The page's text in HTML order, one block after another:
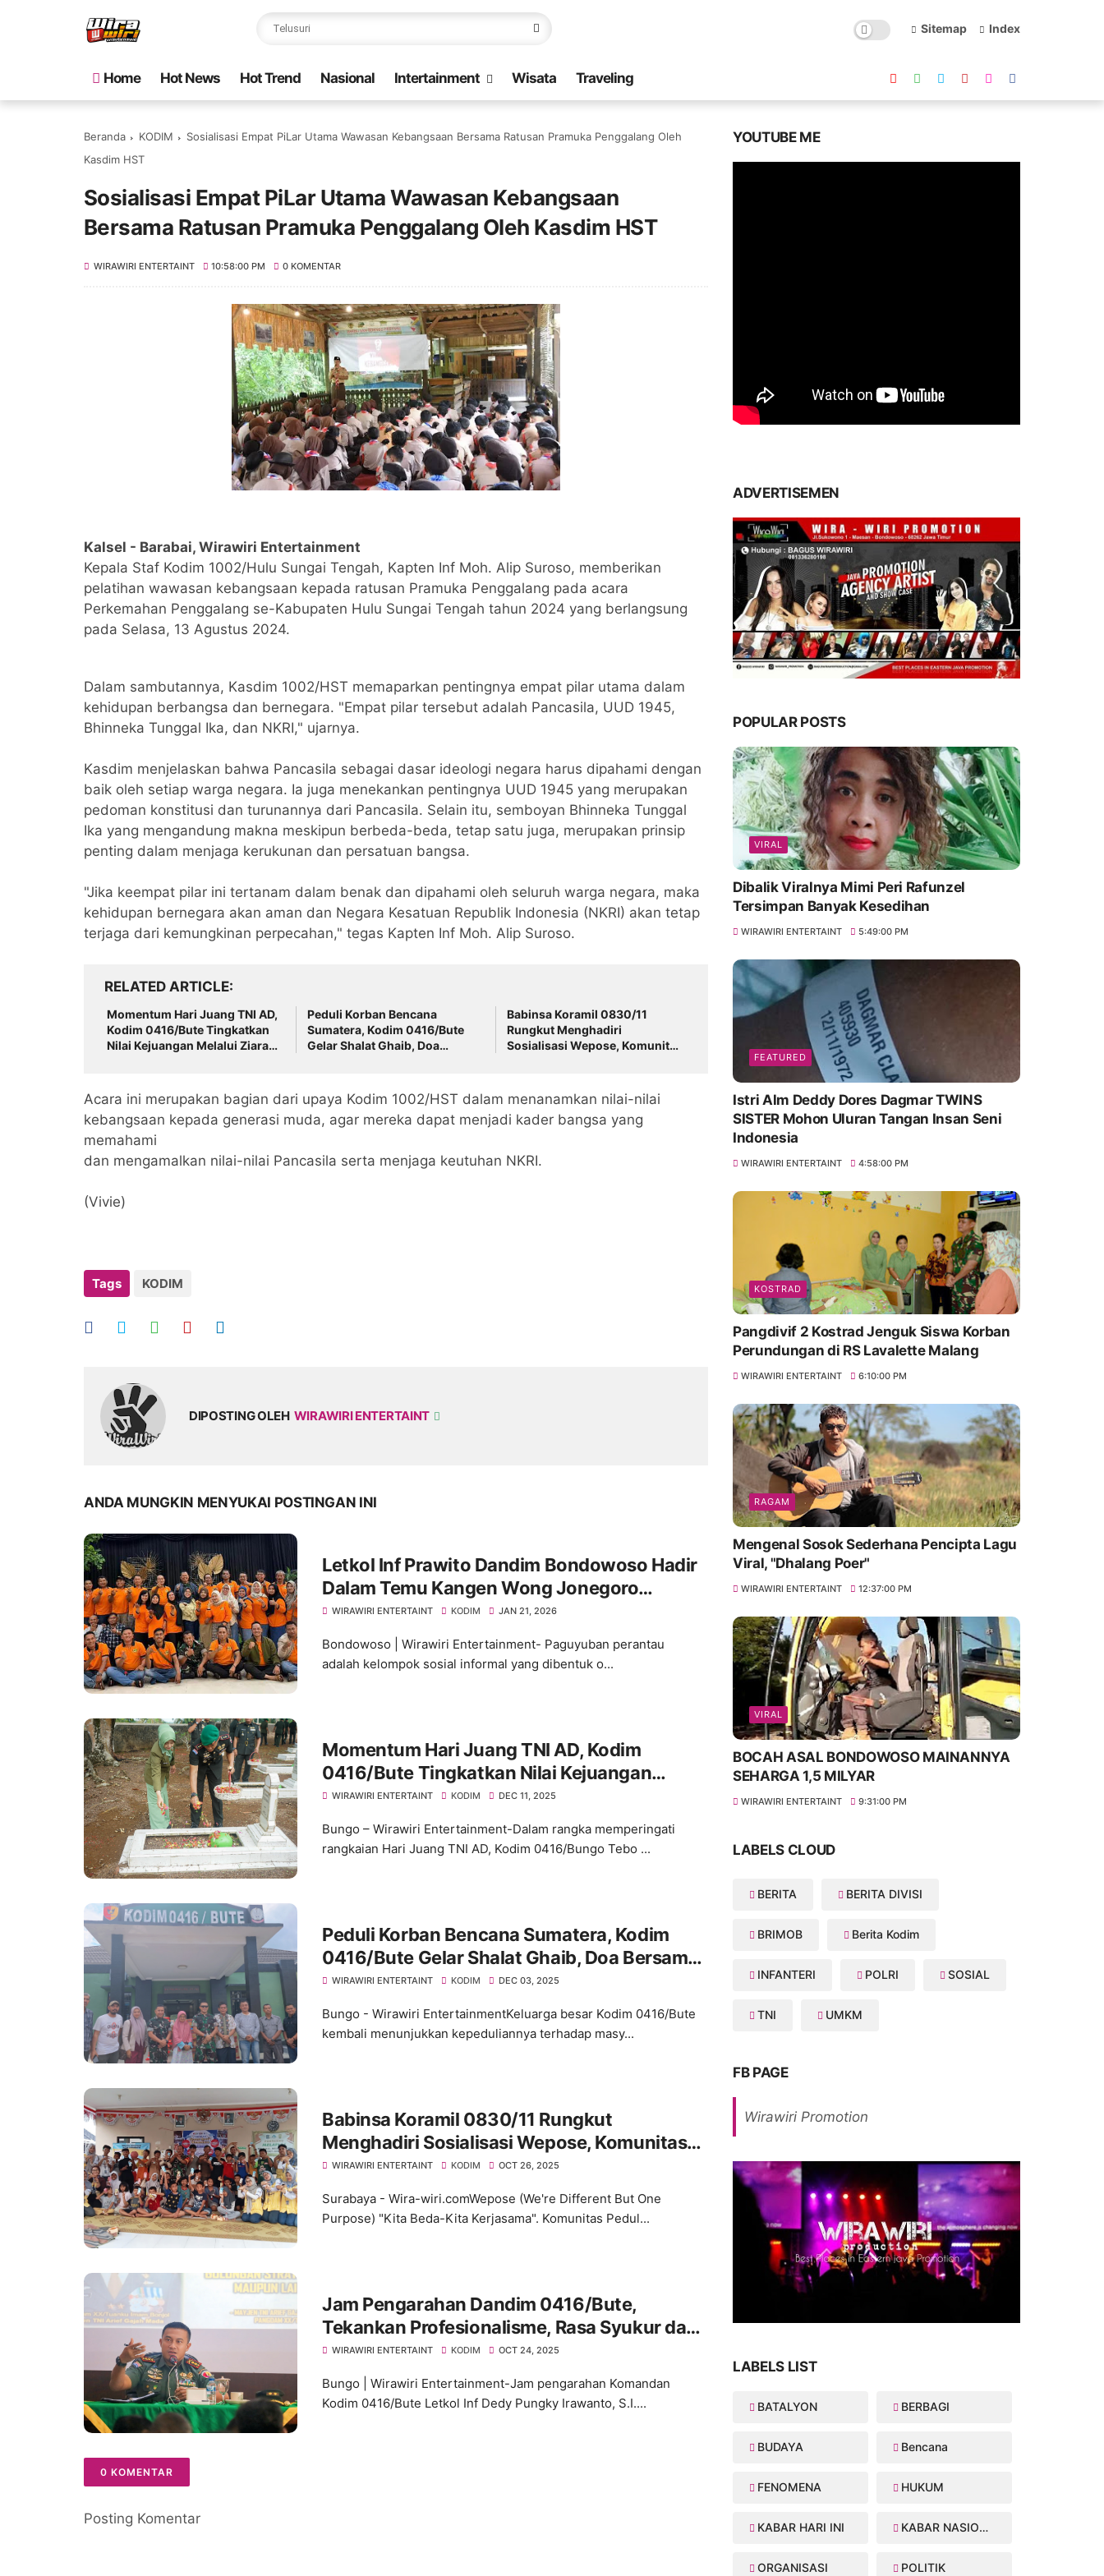
Sitemap Index
Home Hot News Hot Trend Nasional Intertainment Wisata Traveling
Beranda KODIM
Sosialisasi Empat PiLar Utama Wawasan Kebangsaan Bersama Ratusan Pramuka Penggalang Oleh
Kasdim HST
Sosialisasi Empat PiLar Utama Wawasan Kebangsaan
Bersama Ratusan Pramuka Penggalang Oleh Kasdim HST
WIRAWIRI ENTERTAINT 10:58:00 PM 0 KOMENTAR
Kalsel - Barabai, Wirawiri Entertainment
Kepala Staf Kodim 1002/Hulu Sungai Tengah, Kapten Inf Moh. Alip Suroso, memberikan
pelatihan wawasan kebangsaan kepada ratusan Pramuka Penggalang pada acara
Perkemahan Penggalang se-Kabupaten Hulu Sungai Tengah tahun 2024 yang berlangsung
pada Selasa, 13 Agustus 2024.
Dalam sambutannya, Kasdim 1002/HST memaparkan pentingnya empat pilar utama dalam
kehidupan berbangsa dan bernegara. "Empat pilar tersebut adalah Pancasila, UUD 1945,
Bhinneka Tunggal Ika, dan NKRI," ujarnya.
Kasdim menjelaskan bahwa Pancasila sebagai dasar ideologi negara harus dipahami dengan
baik oleh setiap warga negara. Ia juga menekankan pentingnya UUD 1945 yang merupakan
pedoman konstitusi dan turunannya dari Pancasila. Selain itu, semboyan Bhinneka Tunggal
Ika yang mengandung makna meskipun berbeda-beda, tetap satu juga, merupakan prinsip
penting dalam menjaga kerukunan dan persatuan bangsa.
"Jika keempat pilar ini tertanam dalam benak dan dipahami oleh seluruh warga negara, maka
kehidupan bernegara akan aman dan Negara Kesatuan Republik Indonesia (NKRI) akan tetap
terjaga dari kemungkinan perpecahan," tegas Kapten Inf Moh. Alip Suroso.
RELATED ARTICLE
Momentum Hari Juang TNI AD,
Kodim 0416/Bute Tingkatkan
Nilai Kejuangan Melalui Ziarah
Peduli Korban Bencana
Sumatera, Kodim 0416/Bute
Gelar Shalat Ghaib, Doa
Babinsa Koramil 0830/11
Rungkut Menghadiri
Sosialisasi Wepose, Komunitas
Acara ini merupakan bagian dari upaya Kodim 1002/HST dalam menanamkan nilai-nilai
kebangsaan kepada generasi muda, agar mereka dapat menjadi kader bangsa yang
memahami
dan mengamalkan nilai-nilai Pancasila serta menjaga keutuhan NKRI.
(Vivie)
Tags KODIM
DIPOSTING OLEH WIRAWIRI ENTERTAINT
ANDA MUNGKIN MENYUKAI POSTINGAN INI
Letkol Inf Prawito Dandim Bondowoso Hadir
Dalam Temu Kangen Wong Jonegoro
(WOJO)
WIRAWIRI ENTERTAINT KODIM JAN 21, 2026
Bondowoso | Wirawiri Entertainment- Paguyuban perantau
adalah kelompok sosial informal yang dibentuk o...
Momentum Hari Juang TNI AD, Kodim
0416/Bute Tingkatkan Nilai Kejuangan
Melalui Ziarah Rombongan
WIRAWIRI ENTERTAINT KODIM DEC 11, 2025
Bungo – Wirawiri Entertainment-Dalam rangka memperingati
rangkaian Hari Juang TNI AD, Kodim 0416/Bungo Tebo ...
Peduli Korban Bencana Sumatera, Kodim
0416/Bute Gelar Shalat Ghaib, Doa Bersama
dan Salurkan Bantuan
WIRAWIRI ENTERTAINT KODIM DEC 03, 2025
Bungo - Wirawiri EntertainmentKeluarga besar Kodim 0416/Bute
kembali menunjukkan kepeduliannya terhadap masy...
Babinsa Koramil 0830/11 Rungkut
Menghadiri Sosialisasi Wepose, Komunitas
Peduli Anak di Balai RW15 Medokan Ayu
WIRAWIRI ENTERTAINT KODIM OCT 26, 2025
Surabaya - Wira-wiri.comWepose (We're Different But One
Purpose) "Kita Beda-Kita Kerjasama". Komunitas Pedul...
Jam Pengarahan Dandim 0416/Bute,
Tekankan Profesionalisme, Rasa Syukur dan
Integritas Prajurit
WIRAWIRI ENTERTAINT KODIM OCT 24, 2025
Bungo | Wirawiri Entertainment-Jam pengarahan Komandan
Kodim 0416/Bute Letkol Inf Dedy Pungky Irawanto, S.I....
0 KOMENTAR
Posting Komentar
YOUTUBE ME
ADVERTISEMEN
POPULAR POSTS
VIRAL
Dibalik Viralnya Mimi Peri Rafunzel
Tersimpan Banyak Kesedihan
WIRAWIRI ENTERTAINT 5:49:00 PM
FEATURED
Istri Alm Deddy Dores Dagmar TWINS
SISTER Mohon Uluran Tangan Insan Seni
Indonesia
WIRAWIRI ENTERTAINT 4:58:00 PM
KOSTRAD
Pangdivif 2 Kostrad Jenguk Siswa Korban
Perundungan di RS Lavalette Malang
WIRAWIRI ENTERTAINT 6:10:00 PM
RAGAM
Mengenal Sosok Sederhana Pencipta Lagu
Viral, "Dhalang Poer"
WIRAWIRI ENTERTAINT 12:37:00 PM
VIRAL
BOCAH ASAL BONDOWOSO MAINANNYA
SEHARGA 1,5 MILYAR
WIRAWIRI ENTERTAINT 9:31:00 PM
LABELS CLOUD
BERITA BERITA DIVISI
BRIMOB Berita Kodim
INFANTERI POLRI SOSIAL
TNI UMKM
FB PAGE
Wirawiri Promotion
LABELS LIST
BATALYON BERBAGI
BUDAYA Bencana
FENOMENA HUKUM
KABAR HARI INI KABAR NASIONAL
ORGANISASI POLITIK